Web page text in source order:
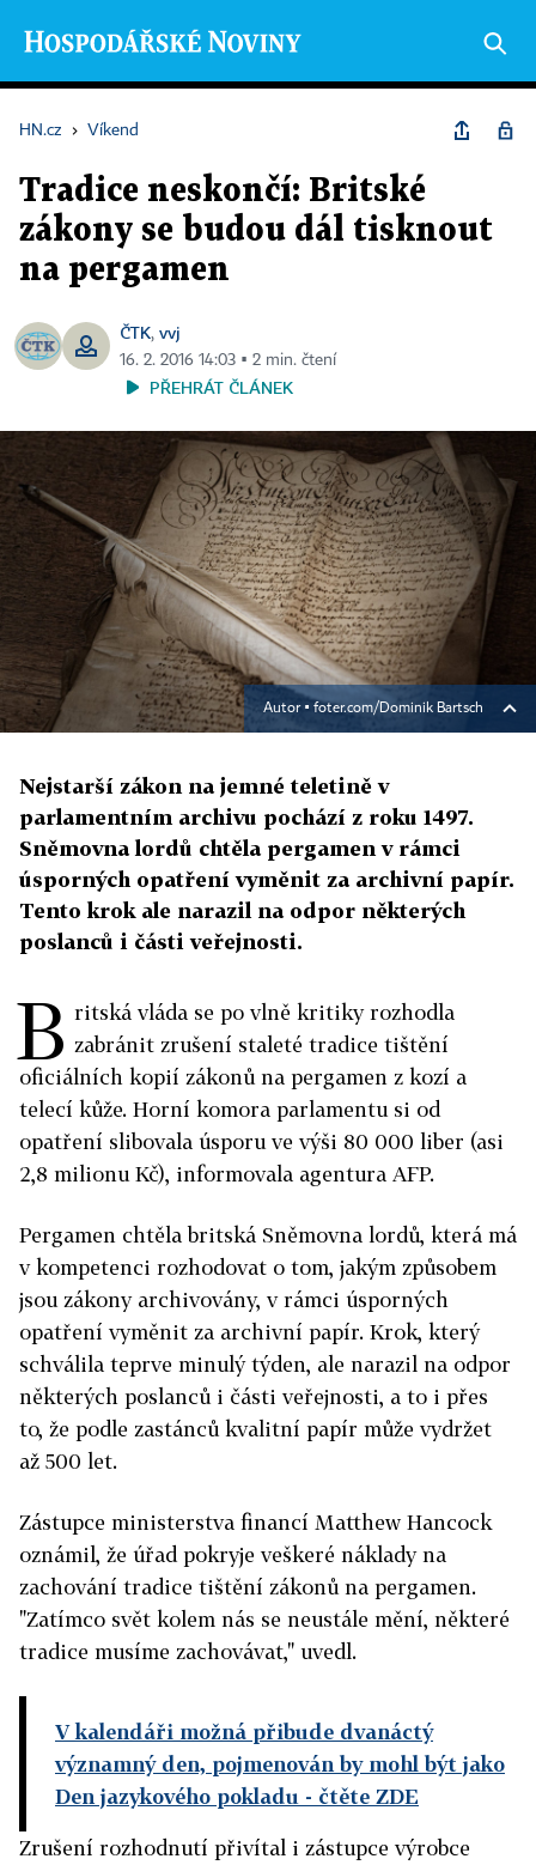
HN.cz › Víkend
Tradice neskončí: Britské
zákony se budou dál tisknout
na pergamen
ČTK, vvj
16. 2. 2016 14:03 ▪ 2 min. čtení
PŘEHRÁT ČLÁNEK
Autor ▪ foter.com/Dominik Bartsch
Nejstarší zákon na jemné teletině v
parlamentním archivu pochází z roku 1497.
Sněmovna lordů chtěla pergamen v rámci
úsporných opatření vyměnit za archivní papír.
Tento krok ale narazil na odpor některých
poslanců i části veřejnosti.
B ritská vláda se po vlně kritiky rozhodla
zabránit zrušení staleté tradice tištění
oficiálních kopií zákonů na pergamen z kozí a
telecí kůže. Horní komora parlamentu si od
opatření slibovala úsporu ve výši 80 000 liber (asi
2,8 milionu Kč), informovala agentura AFP.
Pergamen chtěla britská Sněmovna lordů, která má
v kompetenci rozhodovat o tom, jakým způsobem
jsou zákony archivovány, v rámci úsporných
opatření vyměnit za archivní papír. Krok, který
schválila teprve minulý týden, ale narazil na odpor
některých poslanců i části veřejnosti, a to i přes
to, že podle zastánců kvalitní papír může vydržet
až 500 let.
Zástupce ministerstva financí Matthew Hancock
oznámil, že úřad pokryje veškeré náklady na
zachování tradice tištění zákonů na pergamen.
"Zatímco svět kolem nás se neustále mění, některé
tradice musíme zachovávat," uvedl.
V kalendáři možná přibude dvanáctý
významný den, pojmenován by mohl být jako
Den jazykového pokladu - čtěte ZDE
Zrušení rozhodnutí přivítal i zástupce výrobce